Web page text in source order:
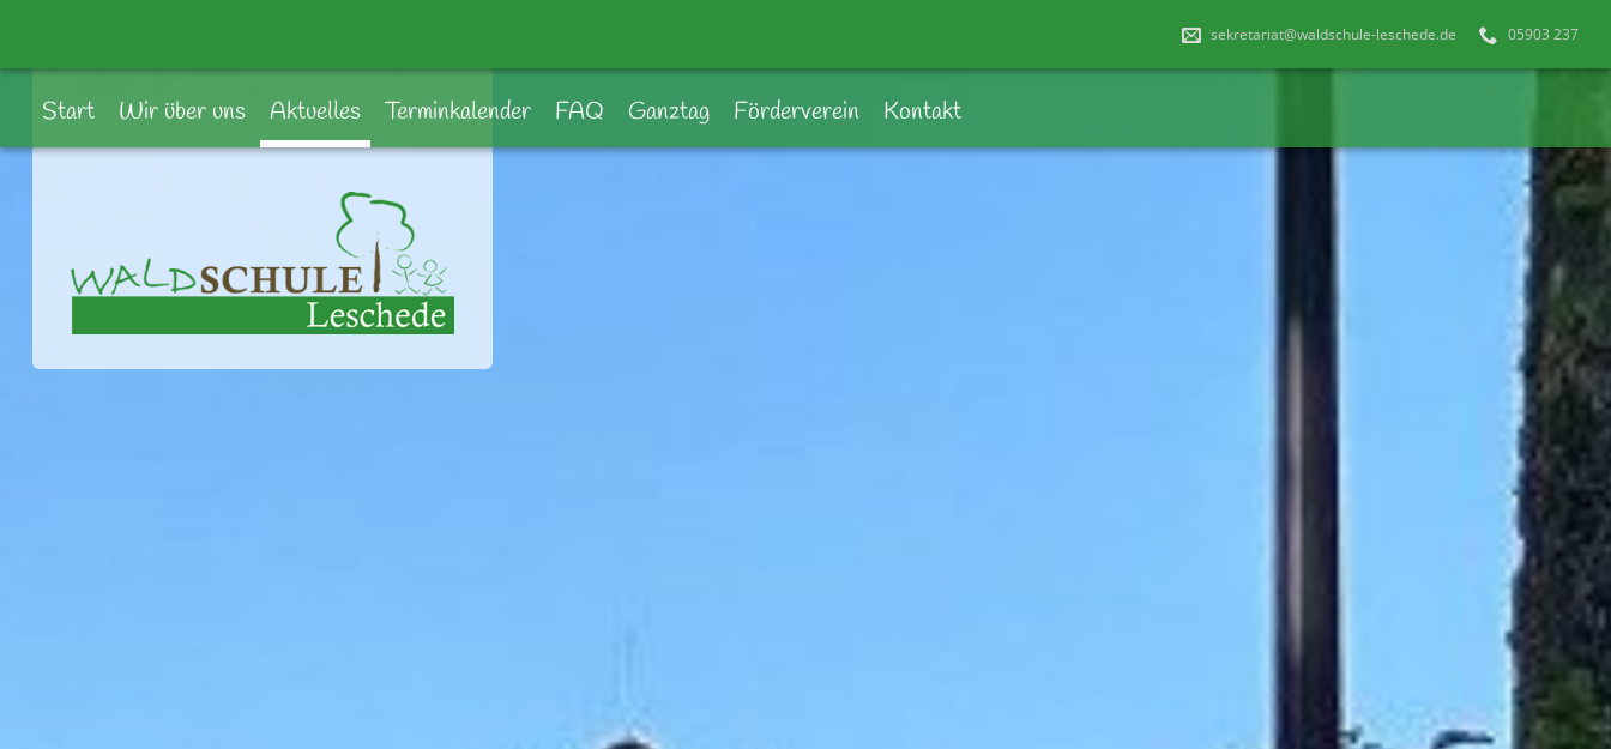
sekretariat@waldschule-leschede.de 05903 237
Start Wir über uns Aktuelles Terminkalender FAQ Ganztag Förderverein Kontakt